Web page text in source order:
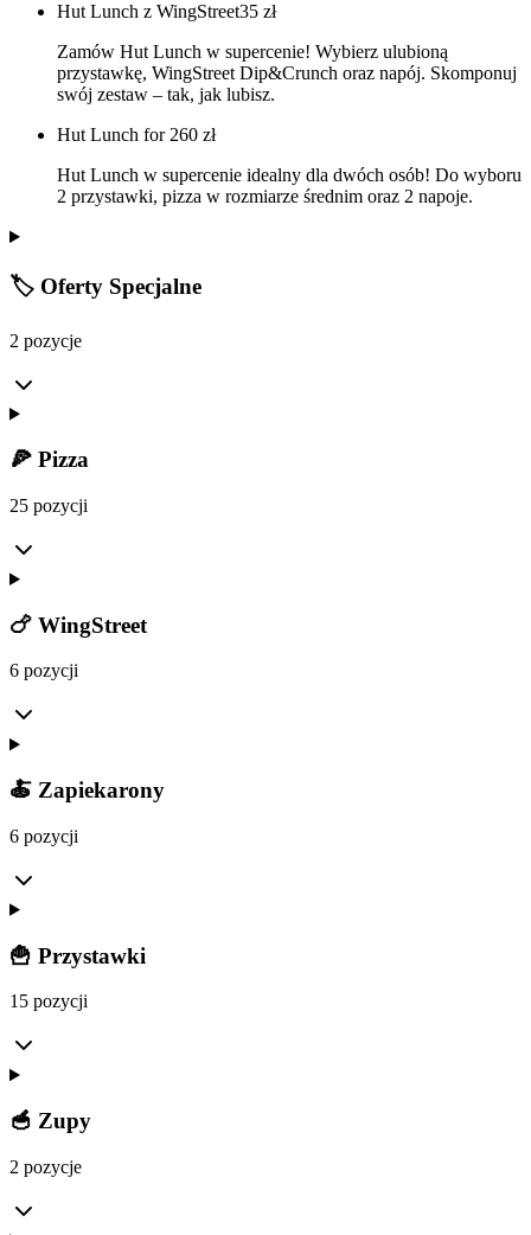
Hut Lunch z WingStreet35 zł
Zamów Hut Lunch w supercenie! Wybierz ulubioną
przystawkę, WingStreet Dip&Crunch oraz napój. Skomponuj
swój zestaw – tak, jak lubisz.
Hut Lunch for 260 zł
Hut Lunch w supercenie idealny dla dwóch osób! Do wyboru
2 przystawki, pizza w rozmiarze średnim oraz 2 napoje.
🏷️ Oferty Specjalne
2 pozycje
🍕 Pizza
25 pozycji
🍗 WingStreet
6 pozycji
🍝 Zapiekarony
6 pozycji
🍟 Przystawki
15 pozycji
🥣 Zupy
2 pozycje